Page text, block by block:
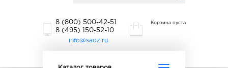
8 (800) 500-42-51
8 (495) 150-52-10
info@saoz.ru
Корзина пуста
Toggle